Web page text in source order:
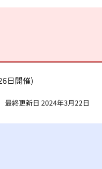
日開催)
最終更新日 2024年3月22日